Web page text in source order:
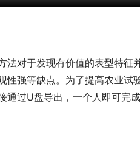
对于发现有价值的表型特
性强等缺点。为了提高农业
过U盘导出，一个人即可